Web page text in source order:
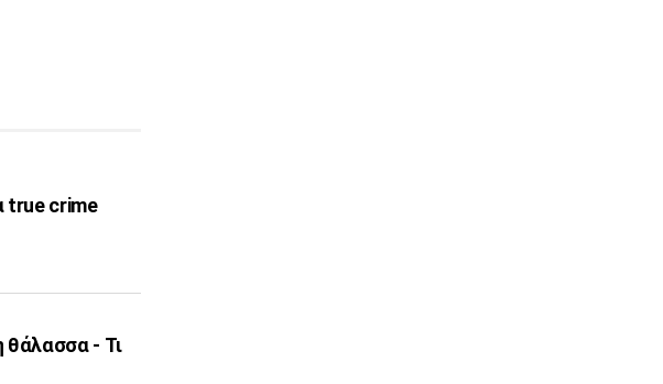
true crime
θάλασσα - Τι